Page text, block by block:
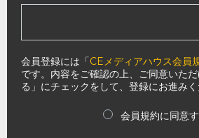
会員登録には「CEメディアハウス会員
です。内容をご確認の上、ご同意いた
る」にチェックをして、登録にお進みく
会員規約に同意